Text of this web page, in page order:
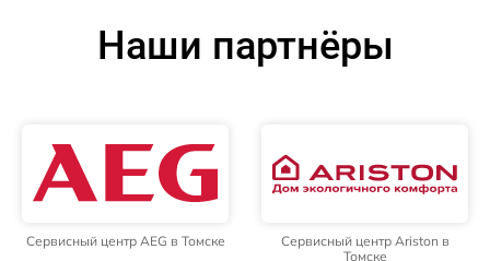
Наши партнёры
Сервисный центр AEG в Томске
Сервисный центр Ariston в
Томске